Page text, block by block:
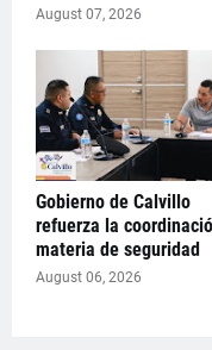
August 07, 2026
Gobierno de Calvillo
refuerza la
materia de seguridad
August 06, 2026